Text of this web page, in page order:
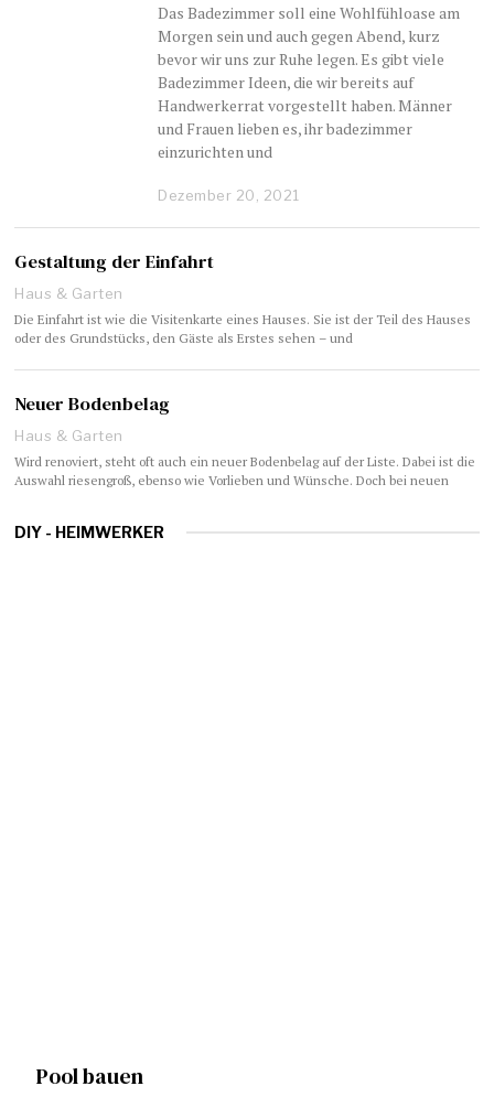
Das Badezimmer soll eine Wohlfühloase am
Morgen sein und auch gegen Abend, kurz
bevor wir uns zur Ruhe legen. Es gibt viele
Badezimmer Ideen, die wir bereits auf
Handwerkerrat vorgestellt haben. Männer
und Frauen lieben es, ihr badezimmer
einzurichten und
Dezember 20, 2021
Gestaltung der Einfahrt
Haus & Garten
Die Einfahrt ist wie die Visitenkarte eines Hauses. Sie ist der Teil des Hauses
oder des Grundstücks, den Gäste als Erstes sehen – und
Neuer Bodenbelag
Haus & Garten
Wird renoviert, steht oft auch ein neuer Bodenbelag auf der Liste. Dabei ist die
Auswahl riesengroß, ebenso wie Vorlieben und Wünsche. Doch bei neuen
DIY - HEIMWERKER
Pool bauen